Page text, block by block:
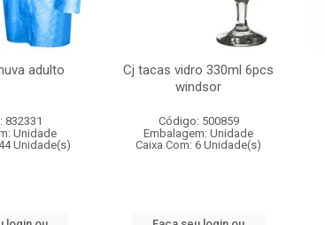
adulto
832331
Unidade
Unidade(s)
Cj tacas vidro 330ml 6pcs
windsor
Código: 500859
Embalagem: Unidade
Caixa Com: 6 Unidade(s)